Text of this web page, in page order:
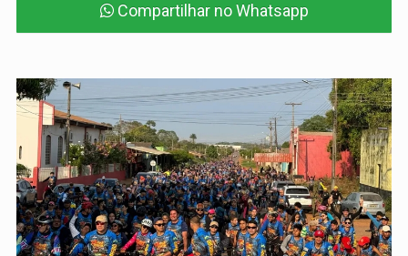
Compartilhar no Whatsapp